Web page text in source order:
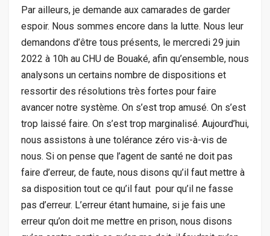
Par ailleurs, je demande aux camarades de garder
espoir. Nous sommes encore dans la lutte. Nous leur
demandons d’être tous présents, le mercredi 29 juin
2022 à 10h au CHU de Bouaké, afin qu’ensemble, nous
analysons un certains nombre de dispositions et
ressortir des résolutions très fortes pour faire
avancer notre système. On s’est trop amusé. On s’est
trop laissé faire. On s’est trop marginalisé. Aujourd’hui,
nous assistons à une tolérance zéro vis-à-vis de
nous. Si on pense que l’agent de santé ne doit pas
faire d’erreur, de faute, nous disons qu’il faut mettre à
sa disposition tout ce qu’il faut pour qu’il ne fasse
pas d’erreur. L’erreur étant humaine, si je fais une
erreur qu’on doit me mettre en prison, nous disons